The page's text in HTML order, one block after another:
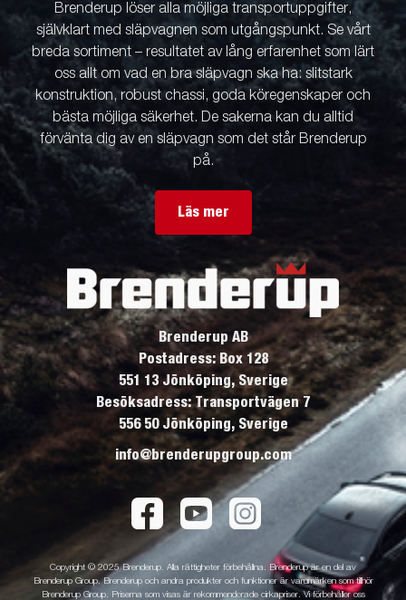
Brenderup löser alla möjliga transportuppgifter,
självklart med släpvagnen som utgångspunkt. Se vårt
breda sortiment – resultatet av lång erfarenhet som lärt
oss allt om vad en bra släpvagn ska ha: slitstark
konstruktion, robust chassi, goda köregenskaper och
bästa möjliga säkerhet. De sakerna kan du alltid
förvänta dig av en släpvagn som det står Brenderup
på.
Läs mer
Brenderup AB
Postadress: Box 128
551 13 Jönköping, Sverige
Besöksadress: Transportvägen 7
556 50 Jönköping, Sverige
info@brenderupgroup.com
Copyright © 2025 Brenderup. Alla rättigheter förbehållna. Brenderup är en del av
Brenderup Group. Brenderup och andra produkter och funktioner är varumärken som tillhör
Brenderup Group. Priserna som visas är rekommenderade cirkapriser. Vi förbehåller oss